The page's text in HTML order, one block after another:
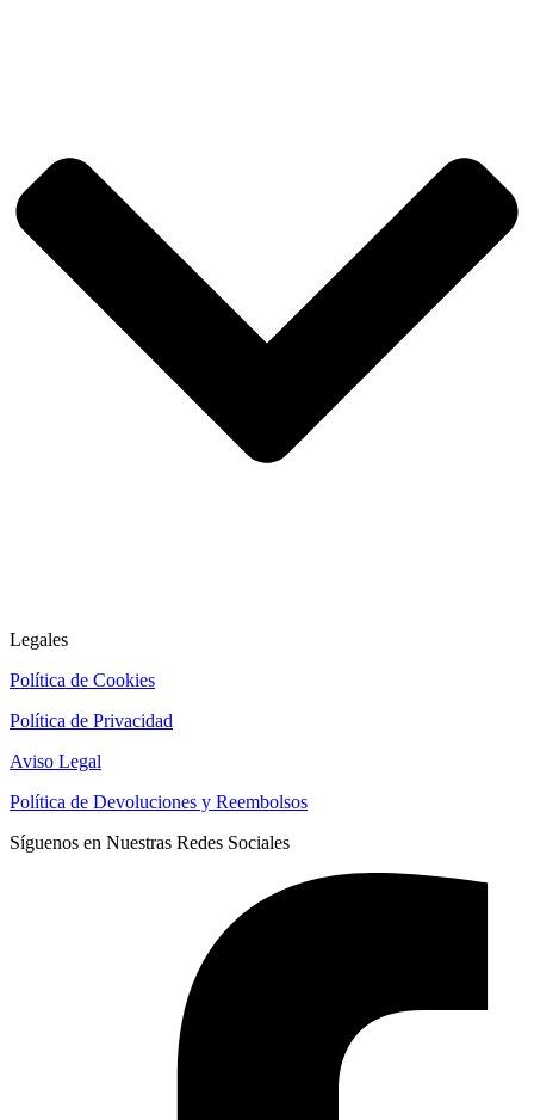
Legales
Política de Cookies
Política de Privacidad
Aviso Legal
Política de Devoluciones y Reembolsos
Síguenos en Nuestras Redes Sociales